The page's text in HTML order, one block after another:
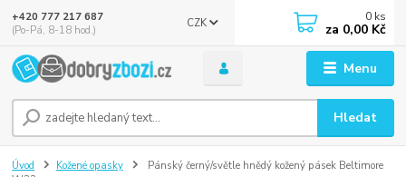
Menu
CZK
Hledat
+420 777 217 687
(Po-Pá, 8-18 hod.)
0 ks
za 0,00 Kč
Úvod Kožené opasky
Pánský černý/světle hnědý kožený pásek Beltimore